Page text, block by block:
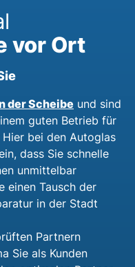
vor Ort
der Scheibe und sind
guten Betrieb für
bei den Autoglas
dass Sie schnelle
unmittelbar
einen Tausch der
in der Stadt
Partnern
Sie als Kunden